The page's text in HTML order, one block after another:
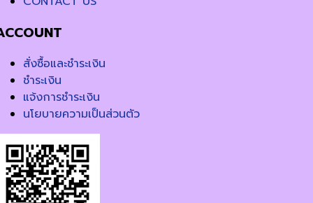
สั่งซื้อและชำระเงิน
ชำระเงิน
แจ้งการชำระเงิน
นโยบายความเป็นส่วนตัว